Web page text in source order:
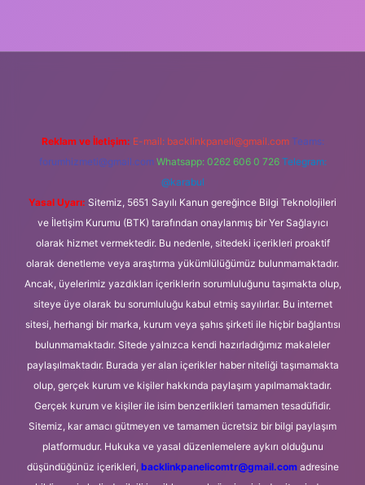
Reklam ve İletişim: E-mail: backlinkpaneli@gmail.com Teams:
forumhizmeti@gmail.com Whatsapp: 0262 606 0 726 Telegram:
@karabul
Yasal Uyarı: Sitemiz, 5651 Sayılı Kanun gereğince Bilgi Teknolojileri
ve İletişim Kurumu (BTK) tarafından onaylanmış bir Yer Sağlayıcı
olarak hizmet vermektedir. Bu nedenle, sitedeki içerikleri proaktif
olarak denetleme veya araştırma yükümlülüğümüz bulunmamaktadır.
Ancak, üyelerimiz yazdıkları içeriklerin sorumluluğunu taşımakta olup,
siteye üye olarak bu sorumluluğu kabul etmiş sayılırlar. Bu internet
sitesi, herhangi bir marka, kurum veya şahıs şirketi ile hiçbir bağlantısı
bulunmamaktadır. Sitede yalnızca kendi hazırladığımız makaleler
paylaşılmaktadır. Burada yer alan içerikler haber niteliği taşımamakta
olup, gerçek kurum ve kişiler hakkında paylaşım yapılmamaktadır.
Gerçek kurum ve kişiler ile isim benzerlikleri tamamen tesadüfidir.
Sitemiz, kar amacı gütmeyen ve tamamen ücretsiz bir bilgi paylaşım
platformudur. Hukuka ve yasal düzenlemelere aykırı olduğunu
düşündüğünüz içerikleri, backlinkpanelicomtr@gmail.comadresine